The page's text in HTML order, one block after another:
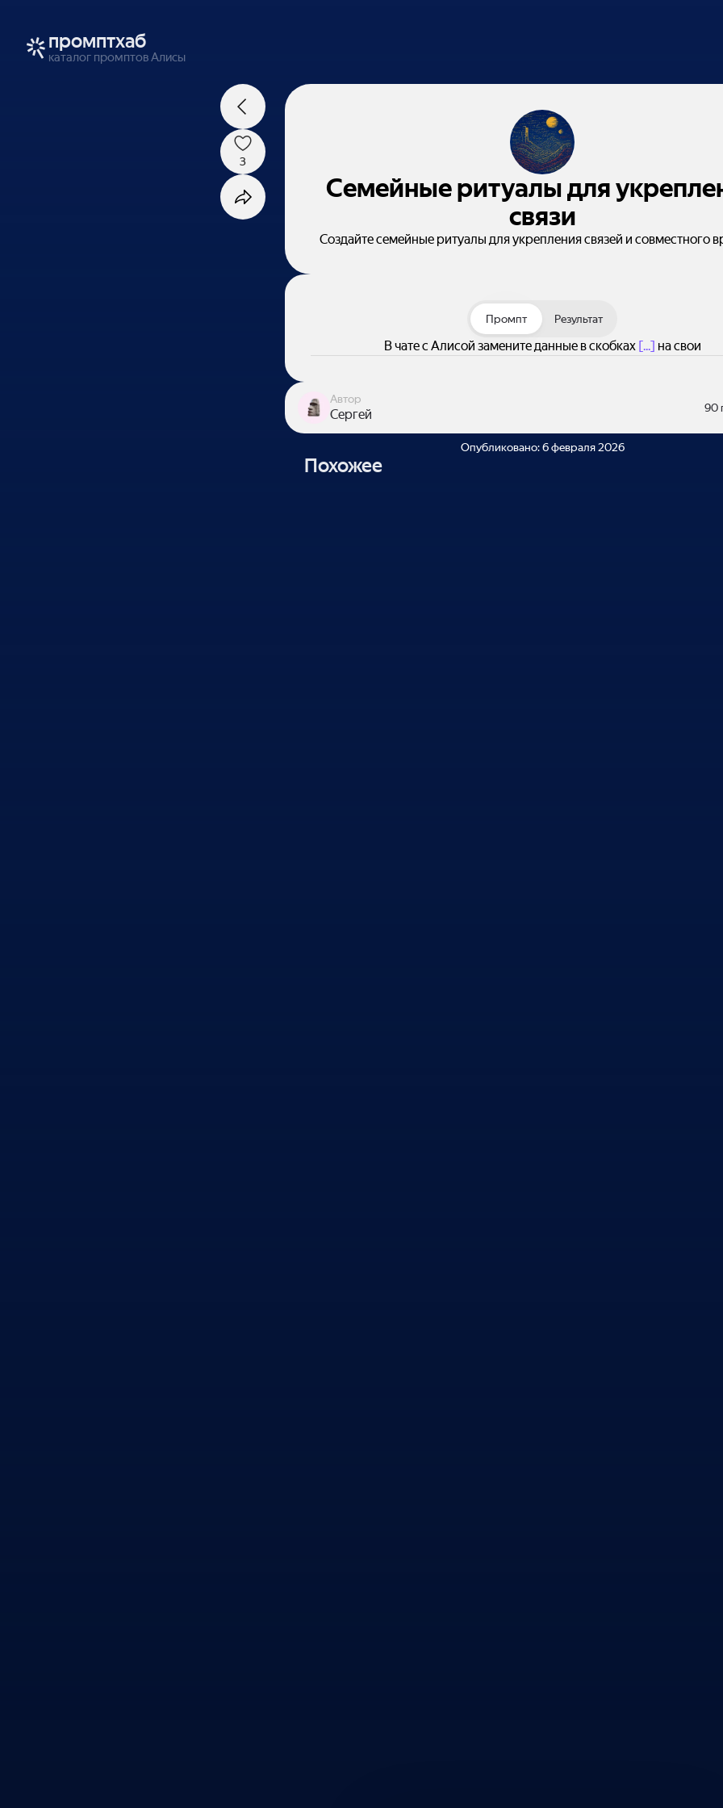
промптхаб
каталог промптов Алисы
Семейные ритуалы для
связи
Создайте семейные ритуалы для укрепления связей и совместного
3
Промпт Результат
В чате с Алисой замените данные в скобках [...] на свои
Автор
Сергей 90
Опубликовано:6 февраля 2026
Похожее